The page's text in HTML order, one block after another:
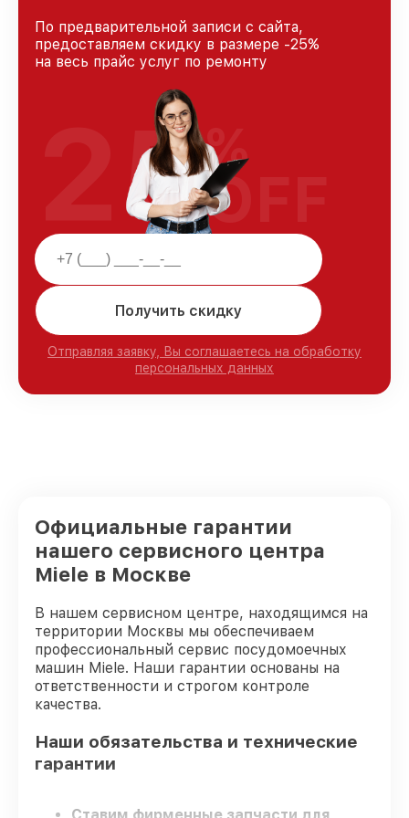
По предварительной записи с сайта,
предоставляем скидку в размере -25%
на весь прайс услуг по ремонту
Получить скидку
Отправляя заявку, Вы соглашаетесь на обработку
персональных данных
25%
OFF
Официальные гарантии
нашего сервисного центра
Miele в Москве
В нашем сервисном центре, находящимся на
территории Москвы мы обеспечиваем
профессиональный сервис посудомоечных
машин Miele. Наши гарантии основаны на
ответственности и строгом контроле
качества.
Наши обязательства и технические
гарантии